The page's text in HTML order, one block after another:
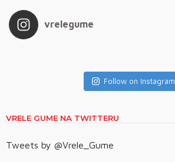
vrelegume
Follow on Instagram
VRELE GUME NA TWITTERU
Tweets by @Vrele_Gume